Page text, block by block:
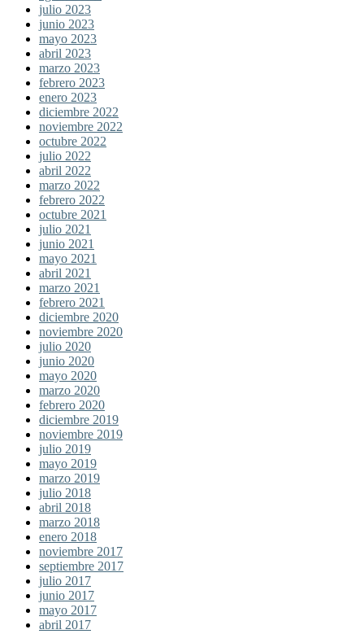
julio 2023
junio 2023
mayo 2023
abril 2023
marzo 2023
febrero 2023
enero 2023
diciembre 2022
noviembre 2022
octubre 2022
julio 2022
abril 2022
marzo 2022
febrero 2022
octubre 2021
julio 2021
junio 2021
mayo 2021
abril 2021
marzo 2021
febrero 2021
diciembre 2020
noviembre 2020
julio 2020
junio 2020
mayo 2020
marzo 2020
febrero 2020
diciembre 2019
noviembre 2019
julio 2019
mayo 2019
marzo 2019
julio 2018
abril 2018
marzo 2018
enero 2018
noviembre 2017
septiembre 2017
julio 2017
junio 2017
mayo 2017
abril 2017